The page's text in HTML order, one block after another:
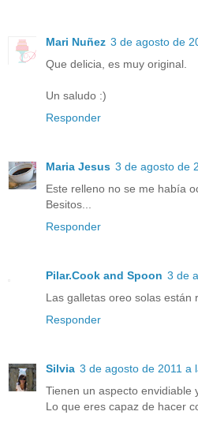
Mari Nuñez 3 de agosto de
Que delicia, es muy original.
Un saludo :)
Responder
Maria Jesus 3 de agosto de
Este relleno no se me había
Besitos...
Responder
Pilar.Cook and Spoon 3 de
Las galletas oreo solas están
Responder
Silvia 3 de agosto de 2011 a
Tienen un aspecto envidiable
Lo que eres capaz de hacer